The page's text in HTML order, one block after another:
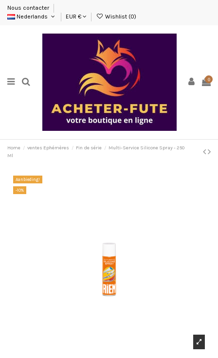
Nous contacter
Nederlands
EUR € Wishlist (0)
0
Home ventes Ephémères Fin de série
Multi-Service Silicone Spray - 250
Ml
Aanbieding!
-10%